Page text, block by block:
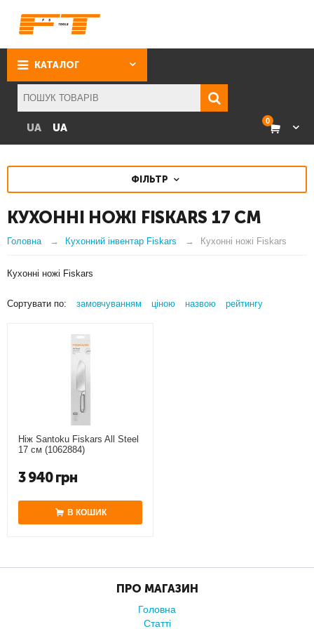
КАТАЛОГ
UA UA
0
ФІЛЬТР
КУХОННІ НОЖІ FISKARS 17 СМ
Головна Кухонний інвентар Fiskars Кухонні ножі Fiskars
Кухонні ножі Fiskars
Сортувати по: замовчуванням ціною назвою рейтингу
Ніж Santoku Fiskars All Steel
17 см (1062884)
3 940 грн
В КОШИК
ПРО МАГАЗИН
Головна
Статті